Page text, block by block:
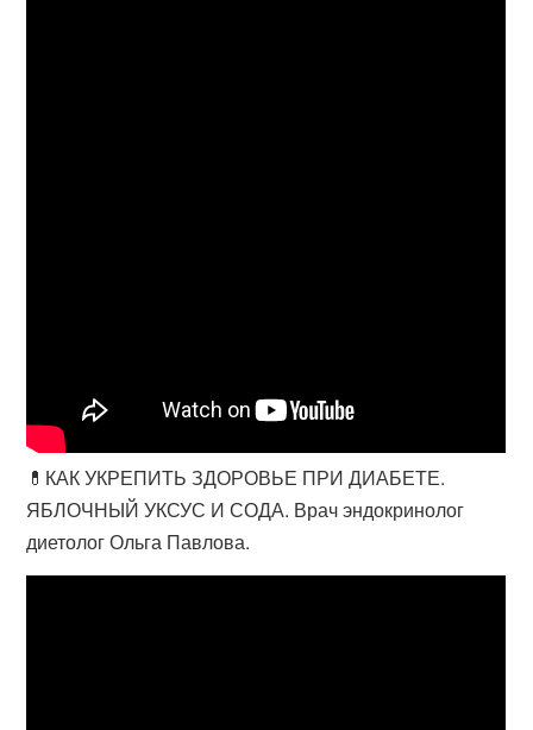
💊КАК УКРЕПИТЬ ЗДОРОВЬЕ ПРИ ДИАБЕТЕ.
ЯБЛОЧНЫЙ УКСУС И СОДА. Врач эндокринолог
диетолог Ольга Павлова.